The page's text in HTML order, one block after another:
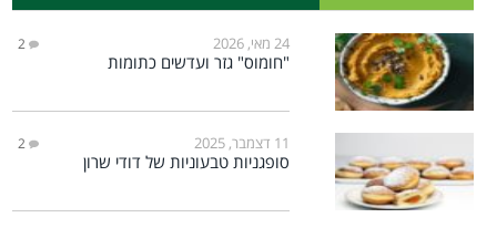
24 מאי, 2026 2
"חומוס" גזר ועדשים כתומות
11 דצמבר, 2025 2
סופגניות טבעוניות של דודי שרון